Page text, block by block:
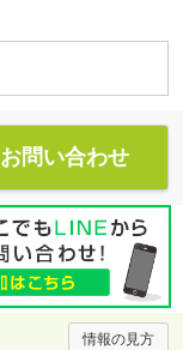
お問い合わせ
情報の見方